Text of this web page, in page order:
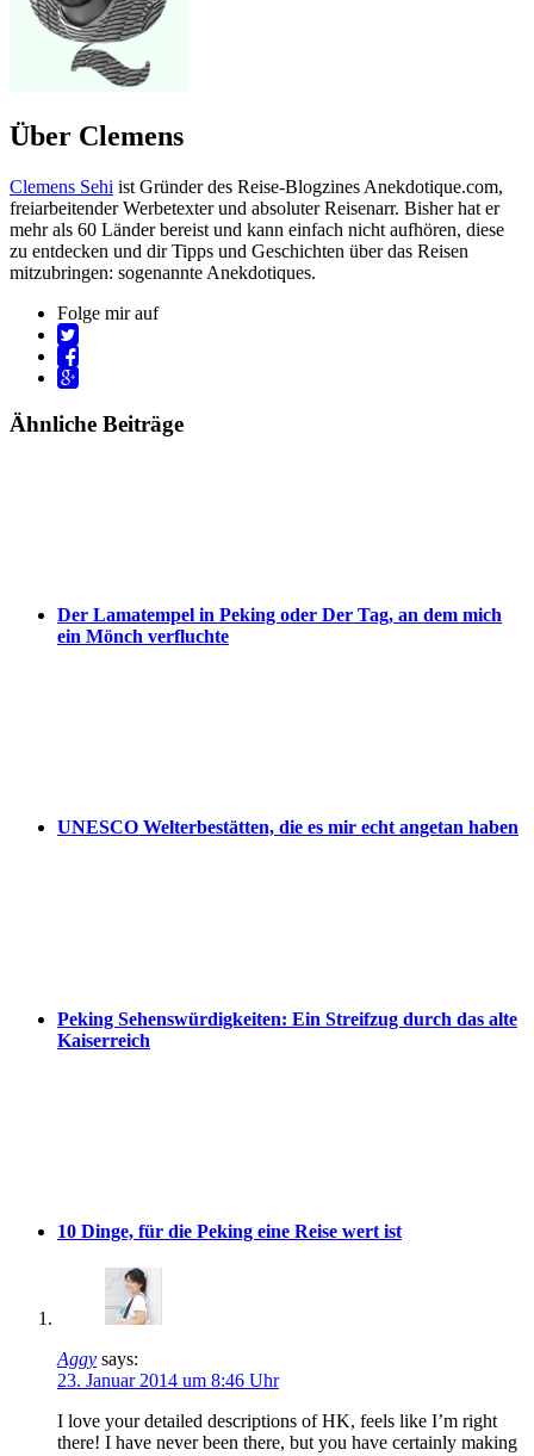
Über Clemens
Clemens Sehi ist Gründer des Reise-Blogzines Anekdotique.com,
freiarbeitender Werbetexter und absoluter Reisenarr. Bisher hat er
mehr als 60 Länder bereist und kann einfach nicht aufhören, diese
zu entdecken und dir Tipps und Geschichten über das Reisen
mitzubringen: sogenannte Anekdotiques.
Folge mir auf
Ähnliche Beiträge
Der Lamatempel in Peking oder Der Tag, an dem mich
ein Mönch verfluchte
UNESCO Welterbestätten, die es mir echt angetan haben
Peking Sehenswürdigkeiten: Ein Streifzug durch das alte
Kaiserreich
10 Dinge, für die Peking eine Reise wert ist
Aggy says:
23. Januar 2014 um 8:46 Uhr
I love your detailed descriptions of HK, feels like I’m right
there! I have never been there, but you have certainly making